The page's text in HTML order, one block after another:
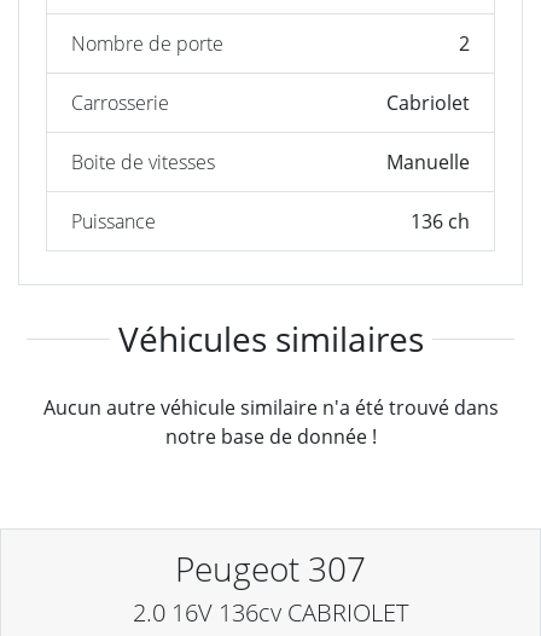
Nombre de porte 2
Carrosserie Cabriolet
Boite de vitesses Manuelle
Puissance 136 ch
Véhicules similaires
Aucun autre véhicule similaire n'a été trouvé dans
notre base de donnée !
Peugeot 307
2.0 16V 136cv CABRIOLET